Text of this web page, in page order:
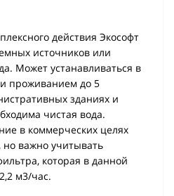
действия Экософт
источников или
Может устанавливаться в
проживанием до 5
зданиях и
чистая вода.
в коммерческих целях
но важно учитывать
которая в данной
м3/час.